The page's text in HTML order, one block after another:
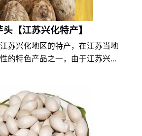
【江苏兴化特产】
苏兴化地区的特产，在江苏当地
的特色产品之一，由于江苏兴化
深受垛田芋头爱好者们的喜爱。